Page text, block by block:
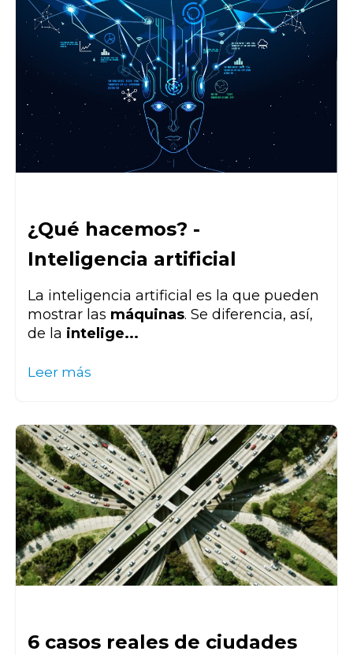
¿Qué hacemos? -
Inteligencia artificial
La inteligencia artificial es la que pueden
mostrar las máquinas. Se diferencia, así,
de la intelige...
Leer más
6 casos reales de ciudades